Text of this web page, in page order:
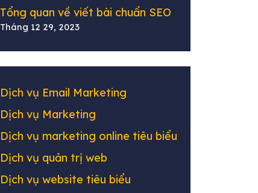
Tổng quan về viết bài chuẩn SEO
Tháng 12 29, 2023
Dịch vụ Email Marketing
Dịch vụ Marketing
Dịch vụ marketing online tiêu biểu
Dịch vụ quản trị web
Dịch vụ website tiêu biểu